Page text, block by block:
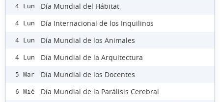
4 Lun Día Mundial del Hábitat
4 Lun Día Internacional de los Inquilinos
4 Lun Día Mundial de los Animales
4 Lun Día Mundial de la Arquitectura
5 Mar Día Mundial de los Docentes
6 Mié Día Mundial de la Parálisis Cerebral